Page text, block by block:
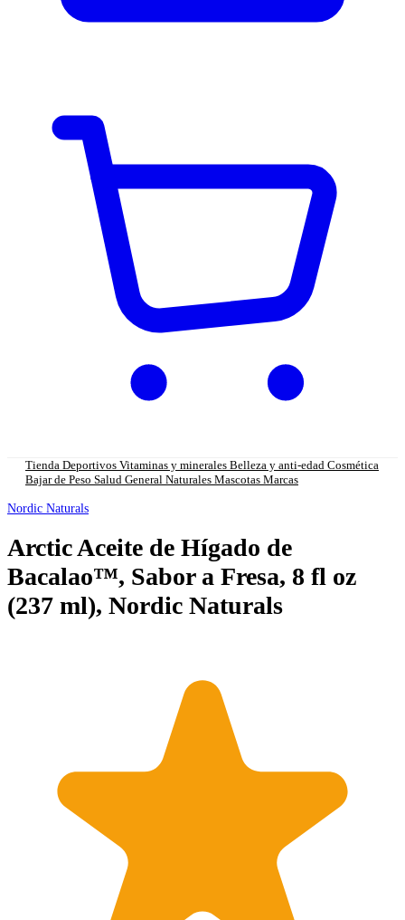
Tienda Deportivos Vitaminas y minerales Belleza y anti-edad Cosmética
Bajar de Peso Salud General Naturales Mascotas Marcas
Nordic Naturals
Arctic Aceite de Hígado de
Bacalao™, Sabor a Fresa, 8 fl oz
(237 ml), Nordic Naturals